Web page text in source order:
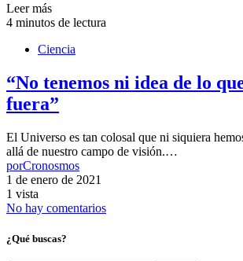
Leer más
4 minutos de lectura
Ciencia
“No tenemos ni idea de lo
fuera”
El Universo es tan colosal que ni siquiera
allá de nuestro campo de visión.…
porCronosmos
1 de enero de 2021
1 vista
No hay comentarios
¿Qué buscas?